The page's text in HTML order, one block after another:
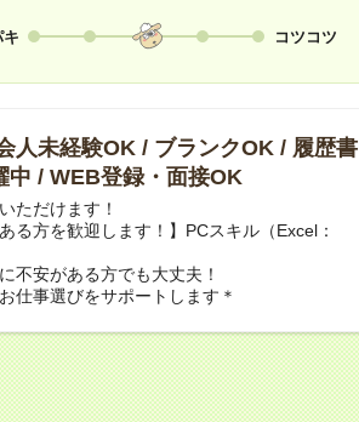
キ コツコツ
人未経験OK / ブランクOK / 履歴書
中 / WEB登録・面接OK
ただけます！
る方を歓迎します！】PCスキル（Excel：
不安がある方でも大丈夫！
仕事選びをサポートします＊